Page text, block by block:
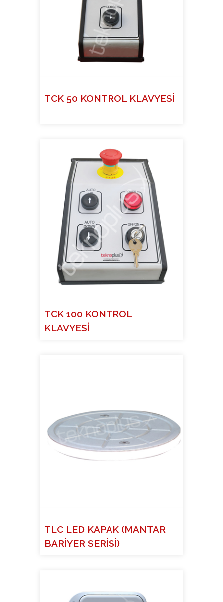
TCK 50 KONTROL KLAVYESİ
TCK 100 KONTROL
KLAVYESİ
TLC LED KAPAK (MANTAR
BARİYER SERİSİ)